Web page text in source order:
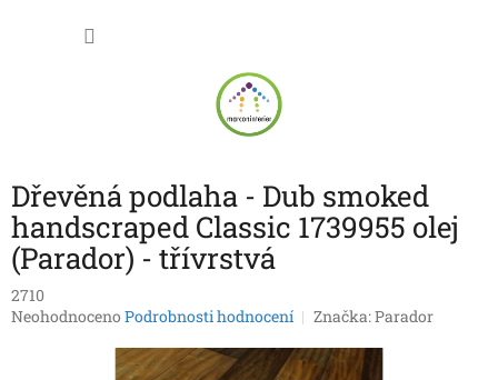
Dřevěná podlaha - Dub smoked
handscraped Classic 1739955 olej
(Parador) - třívrstvá
2710
Průměrné
Neohodnoceno Podrobnosti hodnocení Značka:Parador